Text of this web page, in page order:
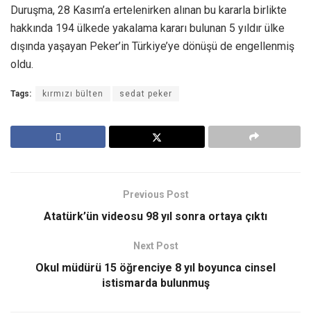
Duruşma, 28 Kasım’a ertelenirken alınan bu kararla birlikte
hakkında 194 ülkede yakalama kararı bulunan 5 yıldır ülke
dışında yaşayan Peker’in Türkiye’ye dönüşü de engellenmiş
oldu.
Tags: kırmızı bülten sedat peker
Previous Post
Atatürk’ün videosu 98 yıl sonra ortaya çıktı
Next Post
Okul müdürü 15 öğrenciye 8 yıl boyunca cinsel
istismarda bulunmuş